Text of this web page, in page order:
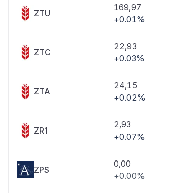
Taşınan Fonlar
Fiyat Endeks Değişimi
ZTU
169,97
+0.01%
ZTC
22,93
+0.03%
ZTA
24,15
+0.02%
ZR1
2,93
+0.07%
ZPS
0,00
+0.00%